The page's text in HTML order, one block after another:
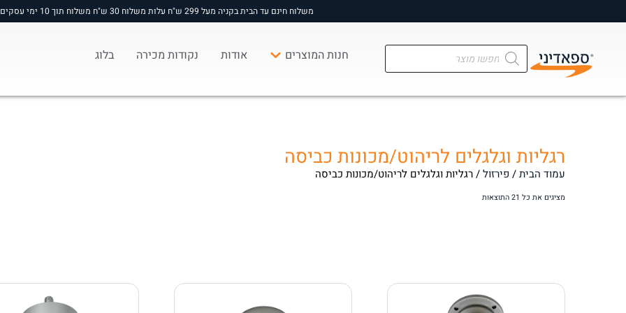
משלוח חינם עד הבית בקניה מעל 299 ש"ח עלות משלוח 30 ש"ח משלוח תוך 10 ימי עסקים
חנות המוצרים אודות נקודות מכירה בלוג
רגליות וגלגלים לריהוט/מכונות כביסה
עמוד הבית/ פירזול/ רגליות וגלגלים לריהוט/מכונות כביסה
מציגים את כל ⁦21⁩ התוצאות